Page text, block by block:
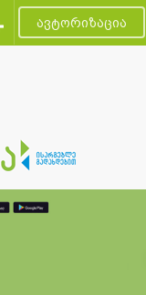
ავტორიზაცია